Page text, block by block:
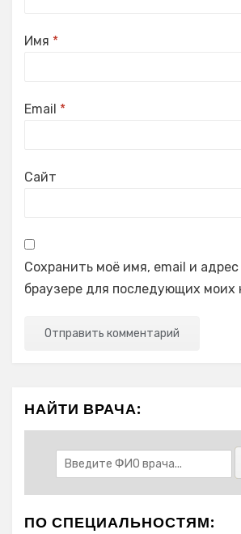
Имя *
Email *
Сайт
Сохранить моё имя, email и
браузере для последующих моих
НАЙТИ ВРАЧА:
ПО СПЕЦИАЛЬНОСТЯМ: